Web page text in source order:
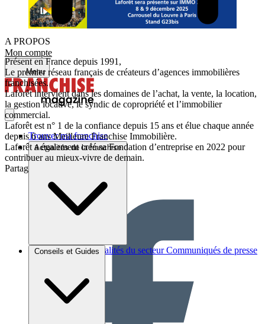
Mon compte
Menu
Trouver ma franchise
Actualités de la franchise
Brèves et actus Actualités du secteur Communiqués de presse
Conseils et Guides
A PROPOS
Présent en France depuis 1991,
Le premier réseau français de créateurs d’agences immobilières
franchisées.
Laforêt intervient dans les domaines de l’achat, la vente, la location,
la gestion locative, le syndic de copropriété et l’immobilier
commercial.
Laforêt est n° 1 de la confiance depuis 15 ans et élue chaque année
depuis 6 ans Meilleure Franchise Immobilière.
Laforêt a également créé sa Fondation d’entreprise en 2022 pour
contribuer au mieux-vivre de demain.
Partager sur :